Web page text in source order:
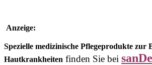
Anzeige:
Spezielle medizinische Pflegeprodukte zur
Hautkrankheiten finden Sie bei